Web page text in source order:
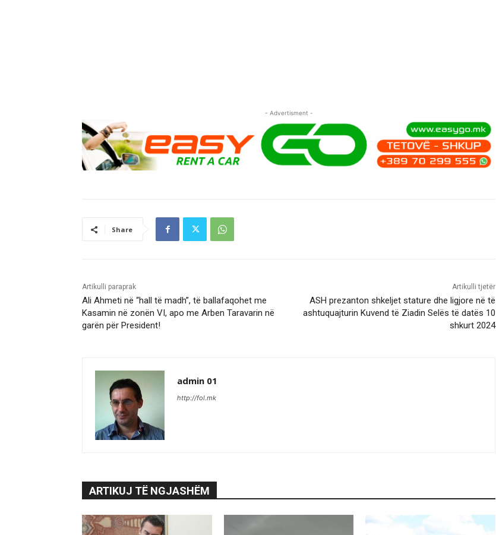
- Advertisment -
Share
Artikulli paraprak
Ali Ahmeti në “hall të madh”, të ballafaqohet me
Kasamin në zonën VI, apo me Arben Taravarin në
garën për President!
Artikulli tjetër
ASH prezanton shkeljet stature dhe ligjore në të
ashtuquajturin Kuvend të Ziadin Selës të datës 10
shkurt 2024
admin 01
http://fol.mk
ARTIKUJ TË NGJASHËM